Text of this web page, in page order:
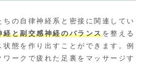
ちの自律神経系と密接に関連してい
経と副交感神経のバランスを整える
態を作り出すことができます。例
ワークで疲れた足裏をマッサージす